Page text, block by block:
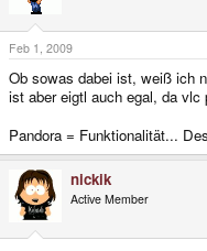
Feb 1, 2009
Ob sowas dabei ist, weiß ich
ist aber eigtl auch egal, da vlc
Pandora = Funktionalität...
nickik
Active Member